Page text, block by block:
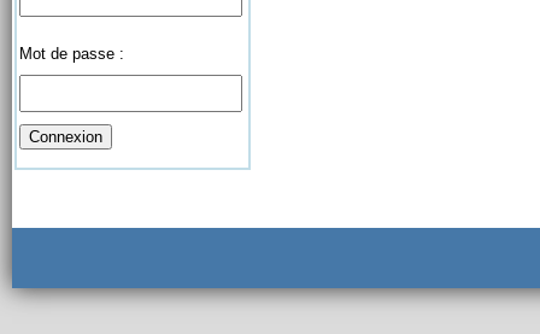
Mot de passe :